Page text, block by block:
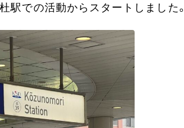
駅での活動からスタートしました。